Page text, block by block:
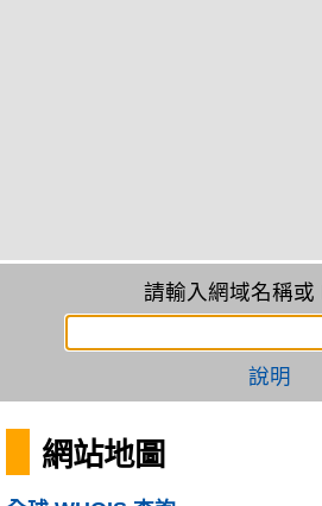
請輸入網域名稱或
說明
網站地圖